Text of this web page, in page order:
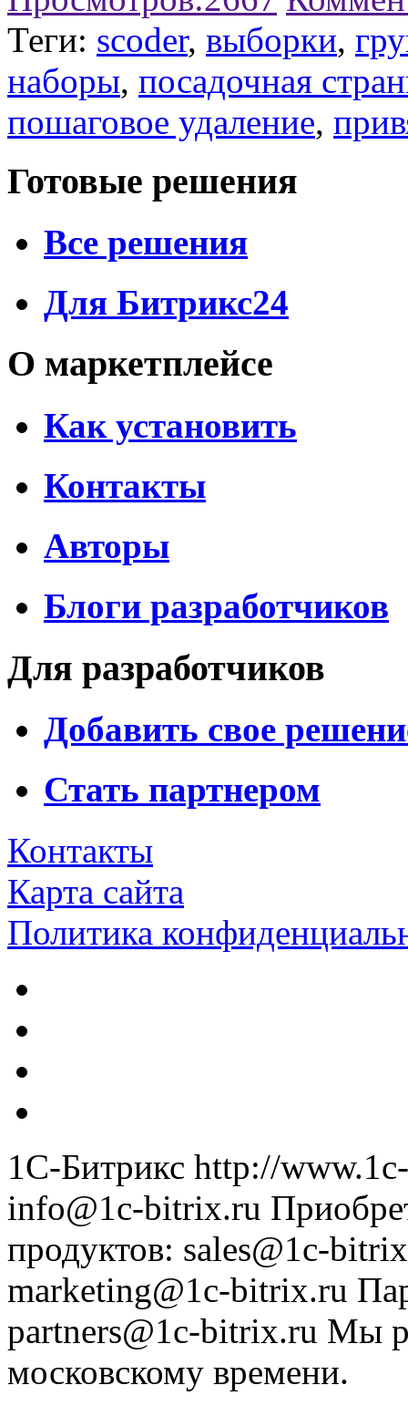
Теги: scoder, выборки,
наборы, посадочная
пошаговое удаление,
Готовые решения
Все решения
Для Битрикс24
О маркетплейсе
Как установить
Контакты
Авторы
Блоги разработчиков
Для разработчиков
Добавить свое
Стать партнером
Контакты
Карта сайта
Политика
1С-Битрикс http://
info@1c-bitrix.ru
продуктов: sales@1c-
marketing@1c-bitrix.ru
partners@1c-bitrix.ru Мы
московскому времени.